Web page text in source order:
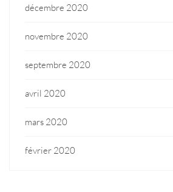
décembre 2020
novembre 2020
septembre 2020
avril 2020
mars 2020
février 2020